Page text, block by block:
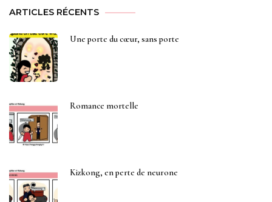
ARTICLES RÉCENTS
Une porte du cœur, sans porte
Romance mortelle
Kizkong, en perte de neurone